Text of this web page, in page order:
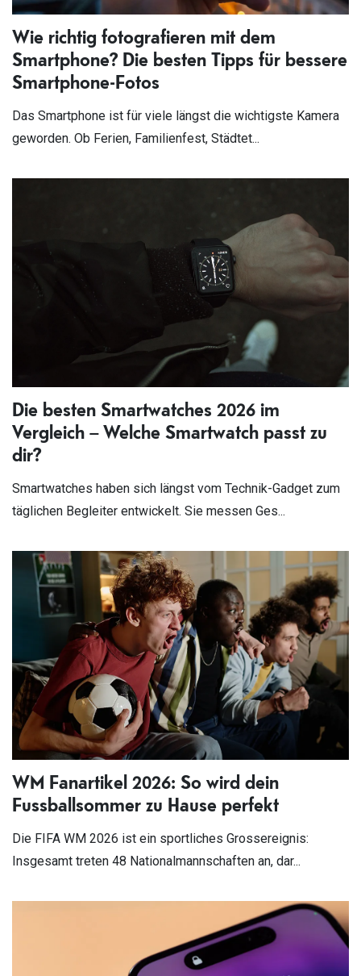
Wie richtig fotografieren mit dem
Smartphone? Die besten Tipps für bessere
Smartphone-Fotos
Das Smartphone ist für viele längst die wichtigste Kamera
geworden. Ob Ferien, Familienfest, Städtet...
Die besten Smartwatches 2026 im
Vergleich – Welche Smartwatch passt zu
dir?
Smartwatches haben sich längst vom Technik-Gadget zum
täglichen Begleiter entwickelt. Sie messen Ges...
WM Fanartikel 2026: So wird dein
Fussballsommer zu Hause perfekt
Die FIFA WM 2026 ist ein sportliches Grossereignis:
Insgesamt treten 48 Nationalmannschaften an, dar...